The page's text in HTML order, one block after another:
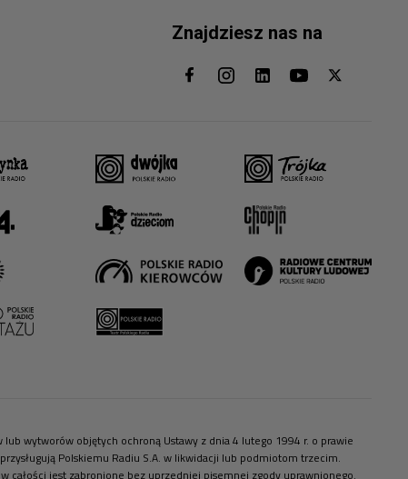
Znajdziesz nas na
wytworów objętych ochroną Ustawy z dnia 4 lutego 1994 r. o prawie
Polskiemu Radiu S.A. w likwidacji lub podmiotom trzecim.
całości jest zabronione bez uprzedniej pisemnej zgody uprawnionego.